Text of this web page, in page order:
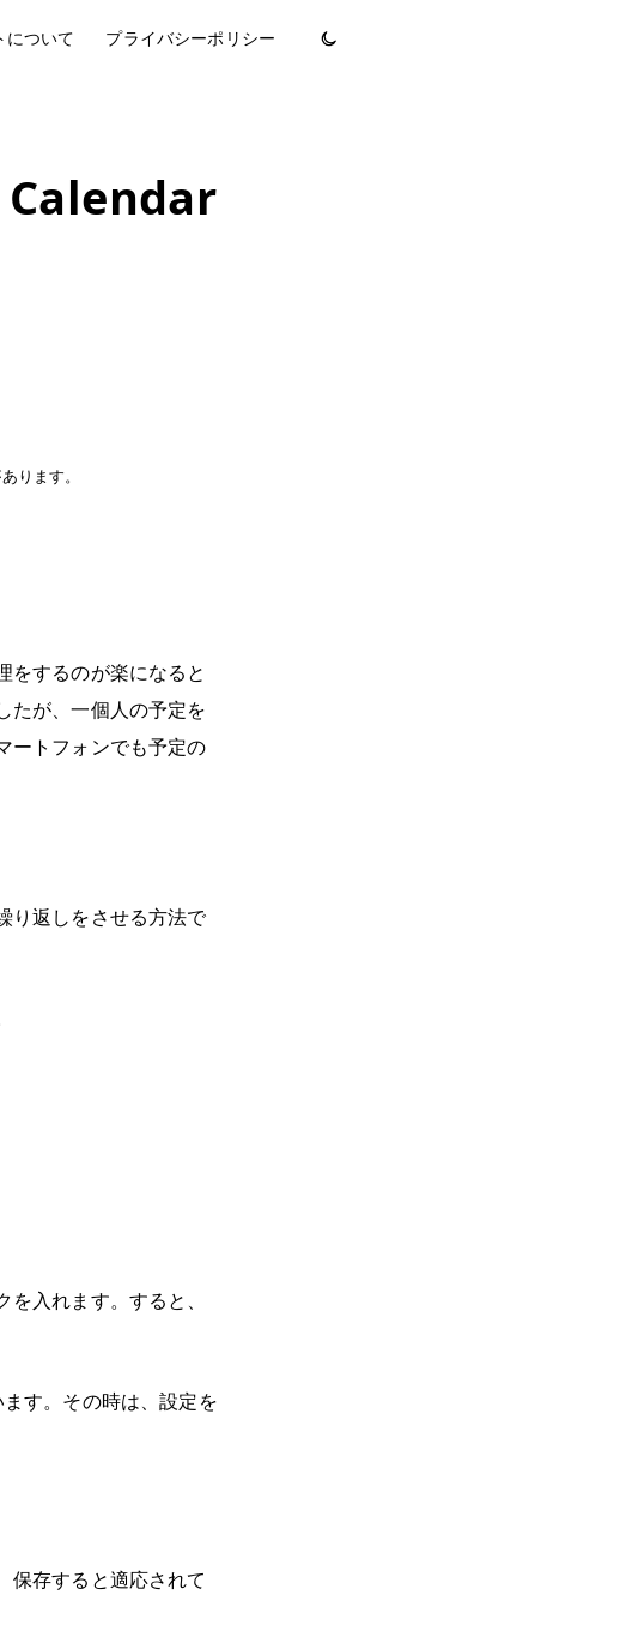
について プライバシーポリシー
Calendar
ります。
をするのが楽になると
たが、一個人の予定を
ートフォンでも予定の
り返しをさせる方法で
入れます。すると、
す。その時は、設定を
保存すると適応されて